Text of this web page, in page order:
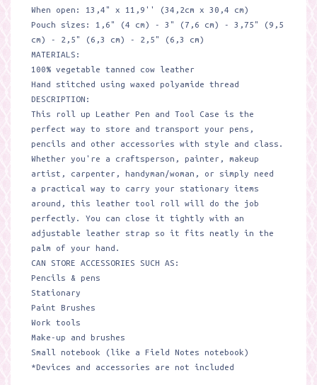
When open: 13,4" x 11,9'' (34,2cm x 30,4 cm)
Pouch sizes: 1,6" (4 cm) - 3" (7,6 cm) - 3,75" (9,5
cm) - 2,5" (6,3 cm) - 2,5" (6,3 cm)
MATERIALS:
100% vegetable tanned cow leather
Hand stitched using waxed polyamide thread
DESCRIPTION:
This roll up Leather Pen and Tool Case is the
perfect way to store and transport your pens,
pencils and other accessories with style and class.
Whether you're a craftsperson, painter, makeup
artist, carpenter, handyman/woman, or simply need
a practical way to carry your stationary items
around, this leather tool roll will do the job
perfectly. You can close it tightly with an
adjustable leather strap so it fits neatly in the
palm of your hand.
CAN STORE ACCESSORIES SUCH AS:
Pencils & pens
Stationary
Paint Brushes
Work tools
Make-up and brushes
Small notebook (like a Field Notes notebook)
*Devices and accessories are not included